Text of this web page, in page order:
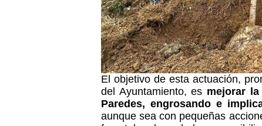
El objetivo de esta actuación,
del Ayuntamiento, es mejorar
Paredes, engrosando e
aunque sea con pequeñas